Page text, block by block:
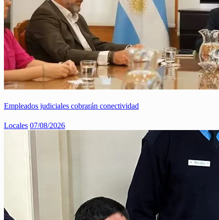
Empleados judiciales cobrarán conectividad
Locales 07/08/2026